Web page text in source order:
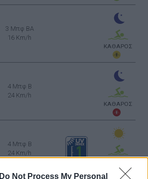
Do Not Process My Personal
3 Μπφ BA
16 Km/h
ΚΑΘΑΡΟΣ
4 Μπφ B
24 Km/h
ΚΑΘΑΡΟΣ
4 Μπφ B
24 Km/h